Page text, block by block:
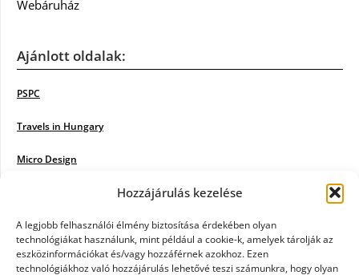
Hozzájárulás kezelése
A legjobb felhasználói élmény biztosítása érdekében olyan
technológiákat használunk, mint például a cookie-k, amelyek tárolják az
eszközinformációkat és/vagy hozzáférnek azokhoz. Ezen
technológiákhoz való hozzájárulás lehetővé teszi számunkra, hogy olyan
Webáruház
Ajánlott oldalak:
PSPC
Travels in Hungary
Micro Design
Poiwiki
Öntözőrendszer